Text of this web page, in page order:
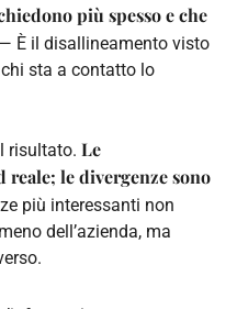
più spesso e che
— È il disallineamento visto
chi sta a contatto lo
risultato. Le
le divergenze sono
più interessanti non
dell’azienda, ma